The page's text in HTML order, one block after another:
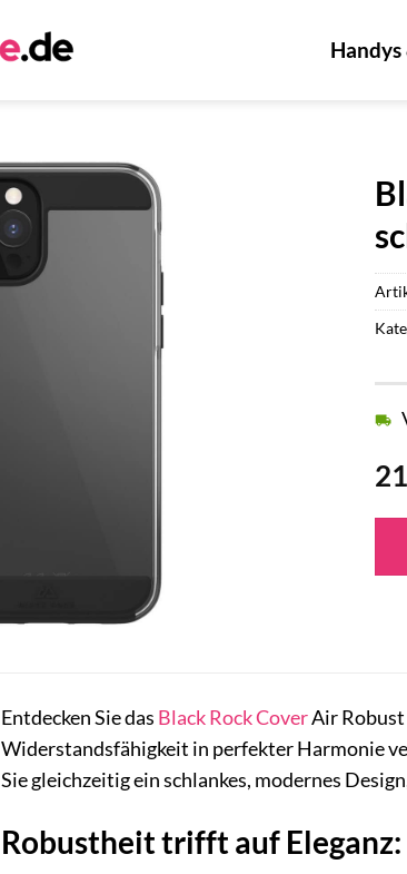
Entdecken Sie das Black RockCoverAir
Widerstandsfähigkeit in perfekter Harmonie
Sie gleichzeitig ein schlankes, modernes
Robustheit trifft auf